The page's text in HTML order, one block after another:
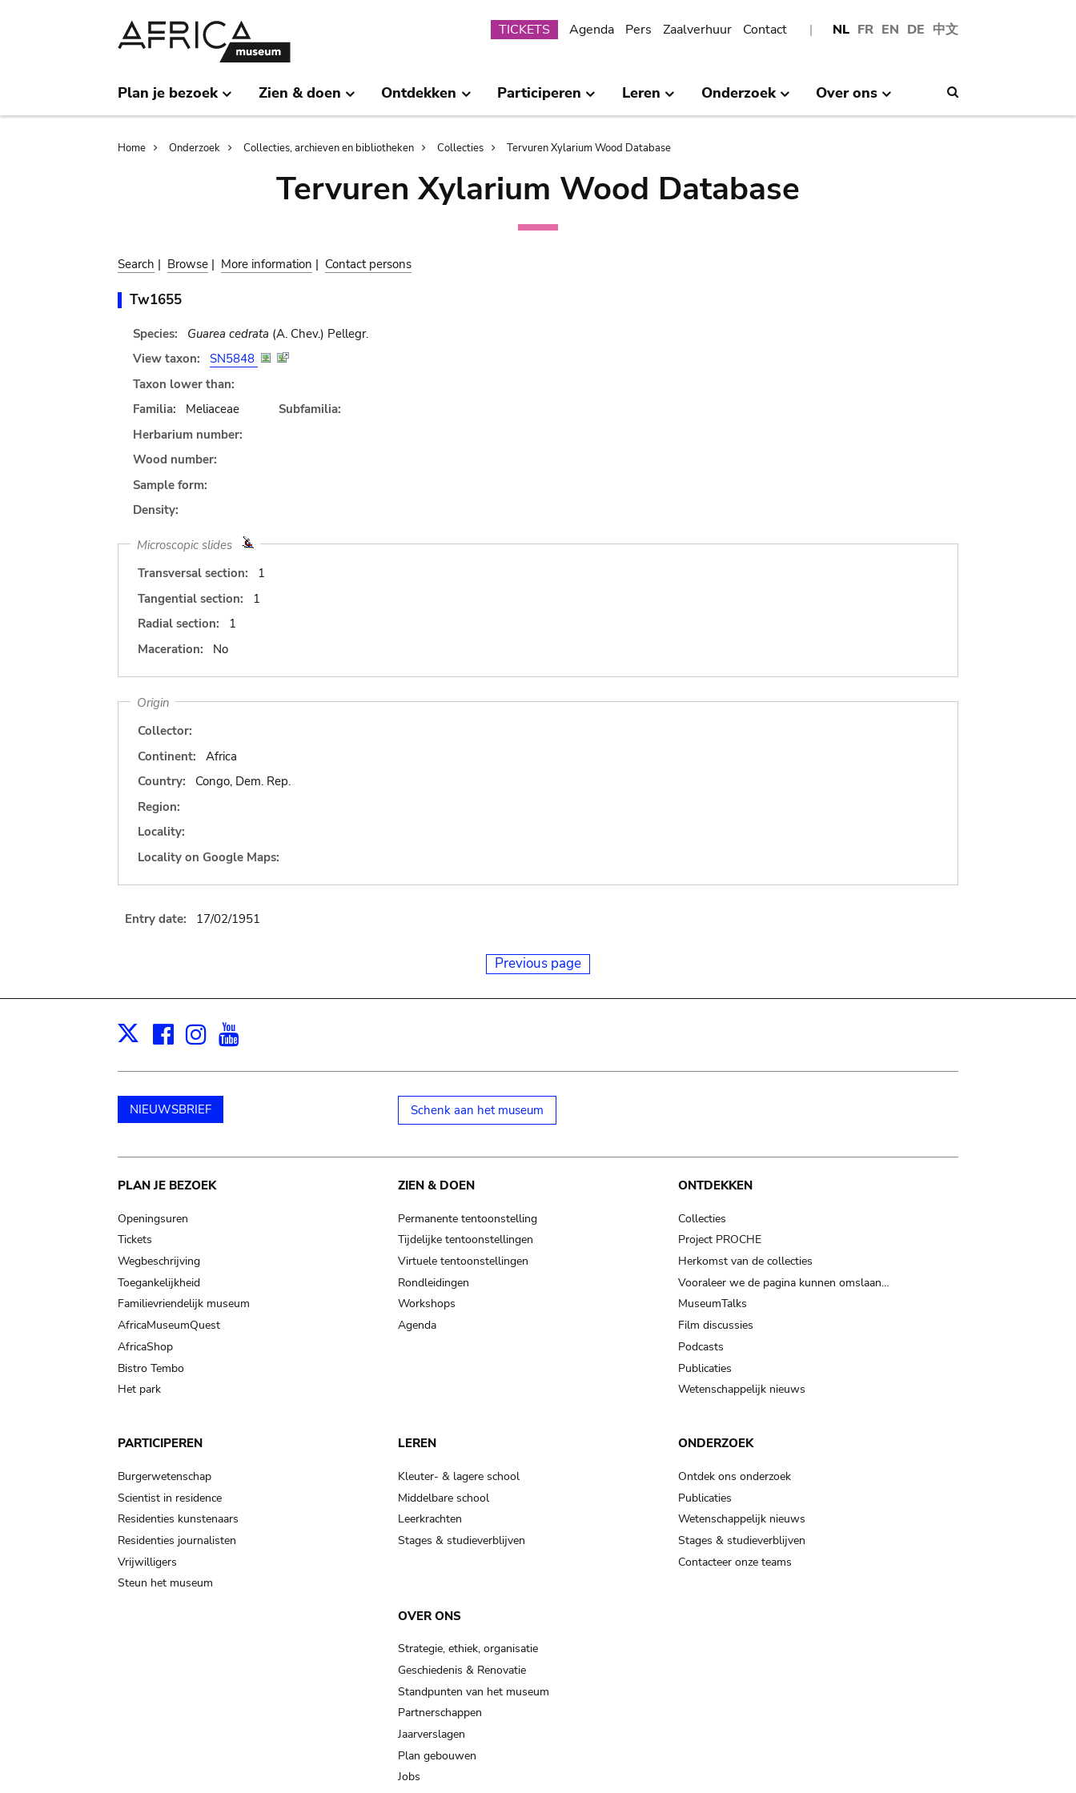
NL FR EN DE 中文
Submenu
TICKETS Agenda Pers Zaalverhuur Contact
Plan je bezoek Zien & doen Ontdekken Participeren Leren Onderzoek Over ons
Breadcrumb
Home Onderzoek Collecties, archieven en bibliotheken Collecties Tervuren Xylarium Wood Database
Tervuren Xylarium Wood Database
Search | Browse | More information | Contact persons
Tw1655
Species: Guarea cedrata (A. Chev.) Pellegr.
View taxon:
SN5848
Taxon lower than:
Familia:
Meliaceae
Subfamilia:
Herbarium number:
Wood number:
Sample form:
Density:
Microscopic slides
Transversal section:
1
Tangential section:
1
Radial section:
1
Maceration:
No
Origin
Collector:
Continent:
Africa
Country:
Congo, Dem. Rep.
Region:
Locality:
Locality on Google Maps:
Entry date: 17/02/1951
Previous page
X Facebook
Instagram
NIEUWSBRIEF Schenk aan het museum
Main
navigation
PLAN JE BEZOEK
Openingsuren
Tickets
Wegbeschrijving
Toegankelijkheid
Familievriendelijk museum
AfricaMuseumQuest
AfricaShop
Bistro Tembo
Het park
ZIEN & DOEN
Permanente tentoonstelling
Tijdelijke tentoonstellingen
Virtuele tentoonstellingen
Rondleidingen
Workshops
Agenda
ONTDEKKEN
Collecties
Project PROCHE
Herkomst van de collecties
Vooraleer we de pagina kunnen omslaan…
MuseumTalks
Film discussies
Podcasts
Publicaties
Wetenschappelijk nieuws
PARTICIPEREN
Burgerwetenschap
Scientist in residence
Residenties kunstenaars
Residenties journalisten
Vrijwilligers
Steun het museum
LEREN
Kleuter- & lagere school
Middelbare school
Leerkrachten
Stages & studieverblijven
ONDERZOEK
Ontdek ons onderzoek
Publicaties
Wetenschappelijk nieuws
Stages & studieverblijven
Contacteer onze teams
OVER ONS
Strategie, ethiek, organisatie
Geschiedenis & Renovatie
Standpunten van het museum
Partnerschappen
Jaarverslagen
Plan gebouwen
Jobs